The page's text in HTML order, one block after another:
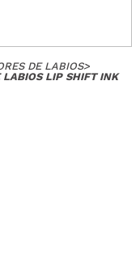
DE LABIOS>
LABIOS LIP SHIFT INK